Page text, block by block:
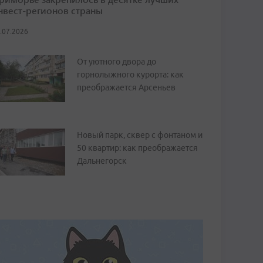
регионов страны
От уютного двора до
горнолыжного курорта: как
преображается Арсеньев
Новый парк, сквер с фонтаном и
50 квартир: как преображается
Дальнегорск